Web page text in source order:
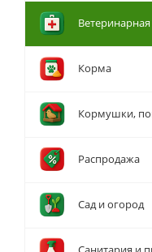
Корма
Кормушки,
Распродажа
Сад и огород